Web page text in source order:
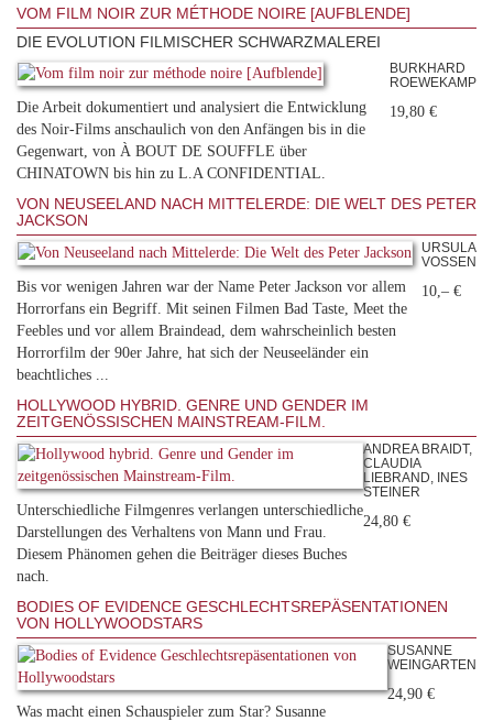
VOM FILM NOIR ZUR MÉTHODE NOIRE [AUFBLENDE]
DIE EVOLUTION FILMISCHER SCHWARZMALEREI
Die Arbeit dokumentiert und analysiert die Entwicklung
des Noir-Films anschaulich von den Anfängen bis in die
Gegenwart, von À BOUT DE SOUFFLE über
CHINATOWN bis hin zu L.A CONFIDENTIAL.
BURKHARD
ROEWEKAMP
19,80 €
VON NEUSEELAND NACH MITTELERDE: DIE WELT DES PETER
JACKSON
Bis vor wenigen Jahren war der Name Peter Jackson vor allem
Horrorfans ein Begriff. Mit seinen Filmen Bad Taste, Meet the
Feebles und vor allem Braindead, dem wahrscheinlich besten
Horrorfilm der 90er Jahre, hat sich der Neuseeländer ein
beachtliches ...
URSULA
VOSSEN
10,– €
HOLLYWOOD HYBRID. GENRE UND GENDER IM
ZEITGENÖSSISCHEN MAINSTREAM-FILM.
Unterschiedliche Filmgenres verlangen unterschiedliche
Darstellungen des Verhaltens von Mann und Frau.
Diesem Phänomen gehen die Beiträger dieses Buches
nach.
ANDREA BRAIDT,
CLAUDIA
LIEBRAND, INES
STEINER
24,80 €
BODIES OF EVIDENCE GESCHLECHTSREPÄSENTATIONEN
VON HOLLYWOODSTARS
Was macht einen Schauspieler zum Star? Susanne
SUSANNE
WEINGARTEN
24,90 €